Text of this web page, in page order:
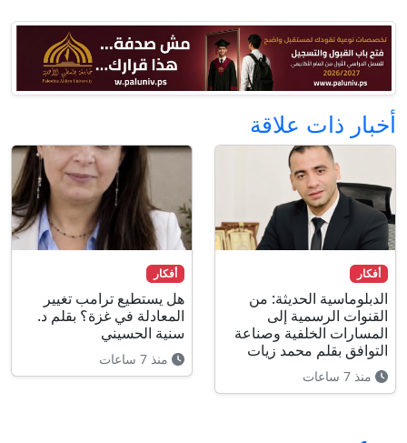
أخبار ذات علاقة
أفكار
الدبلوماسية الحديثة: من
القنوات الرسمية إلى
المسارات الخلفية وصناعة
التوافق بقلم محمد زيات
منذ 7 ساعات
أفكار
هل يستطيع ترامب تغيير
المعادلة في غزة؟ بقلم د.
سنية الحسيني
منذ 7 ساعات